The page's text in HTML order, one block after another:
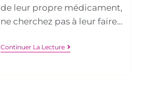
de leur propre médicament,
ne cherchez pas à leur faire…
Continuer La Lecture